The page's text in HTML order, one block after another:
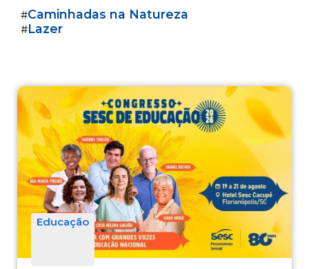
#Caminhadas na Natureza
#Lazer
Educação